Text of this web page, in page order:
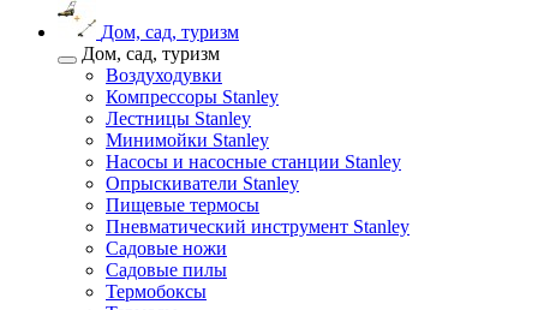
Дом, сад, туризм
Дом, сад, туризм
Воздуходувки
Компрессоры Stanley
Лестницы Stanley
Минимойки Stanley
Насосы и насосные станции Stanley
Опрыскиватели Stanley
Пищевые термосы
Пневматический инструмент Stanley
Садовые ножи
Садовые пилы
Термобоксы